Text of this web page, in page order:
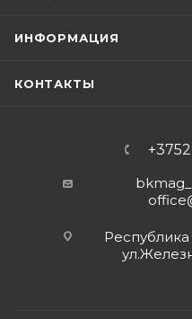
ИНФОРМАЦИЯ
КОНТАКТЫ